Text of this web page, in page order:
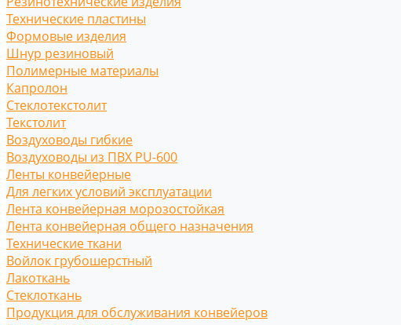
Технические пластины
Формовые изделия
Шнур резиновый
Полимерные материалы
Капролон
Стеклотекстолит
Текстолит
Воздуховоды гибкие
Воздуховоды из ПВХ PU-600
Ленты конвейерные
Для легких условий эксплуатации
Лента конвейерная морозостойкая
Лента конвейерная общего назначения
Технические ткани
Войлок грубошерстный
Лакоткань
Стеклоткань
Продукция для обслуживания конвейеров